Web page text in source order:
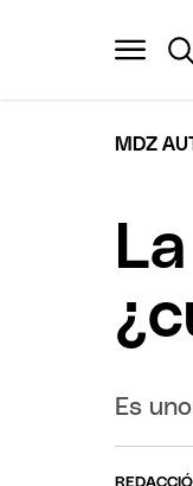
MDZ
Es